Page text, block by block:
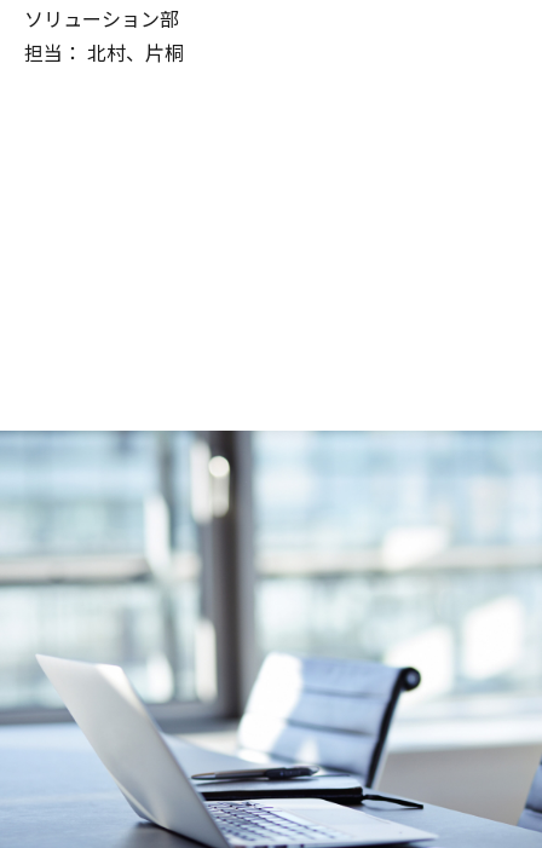
ソリューション部
担当： 北村、片桐